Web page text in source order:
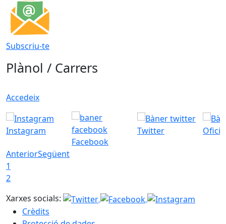
Subscriu-te
Plànol / Carrers
Accedeix
Instagram
Facebook
Twitter
AnteriorSegüent
1
2
Xarxes socials:
Crèdits